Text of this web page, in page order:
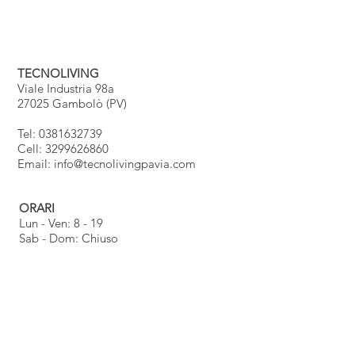
TECNOLIVING
Viale Industria 98a
27025 Gambolò (PV)
Tel: 0381632739
Cell: 3299626860
Email: info@tecnolivingpavia.com
ORARI
Lun - Ven: 8 - 19
Sab - Dom: Chiuso